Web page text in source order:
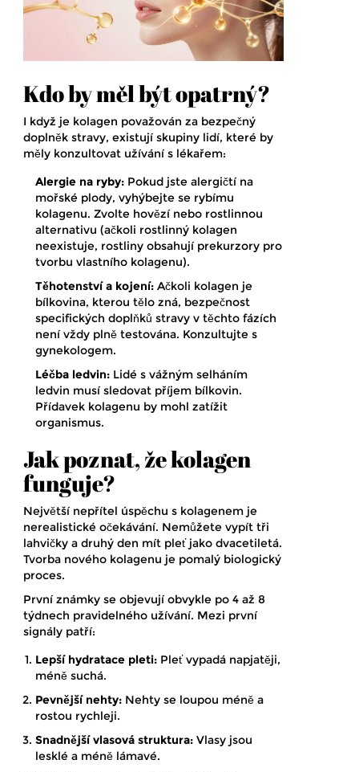
Kdo by měl být opatrný?
I když je kolagen považován za bezpečný
doplněk stravy, existují skupiny lidí, které by
měly konzultovat užívání s lékařem:
Alergie na ryby: Pokud jste alergičtí na
mořské plody, vyhýbejte se rybímu
kolagenu. Zvolte hovězí nebo rostlinnou
alternativu (ačkoli rostlinný kolagen
neexistuje, rostliny obsahují prekurzory pro
tvorbu vlastního kolagenu).
Těhotenství a kojení: Ačkoli kolagen je
bílkovina, kterou tělo zná, bezpečnost
specifických doplňků stravy v těchto fázích
není vždy plně testována. Konzultujte s
gynekologem.
Léčba ledvin: Lidé s vážným selháním
ledvin musí sledovat příjem bílkovin.
Přídavek kolagenu by mohl zatížit
organismus.
Jak poznat, že kolagen
funguje?
Největší nepřítel úspěchu s kolagenem je
nerealistické očekávání. Nemůžete vypít tři
lahvičky a druhý den mít pleť jako dvacetiletá.
Tvorba nového kolagenu je pomalý biologický
proces.
První známky se objevují obvykle po 4 až 8
týdnech pravidelného užívání. Mezi první
signály patří:
Lepší hydratace pleti: Pleť vypadá napjatěji,
méně suchá.
Pevnější nehty: Nehty se loupou méně a
rostou rychleji.
Snadnější vlasová struktura: Vlasy jsou
lesklé a méně lámavé.